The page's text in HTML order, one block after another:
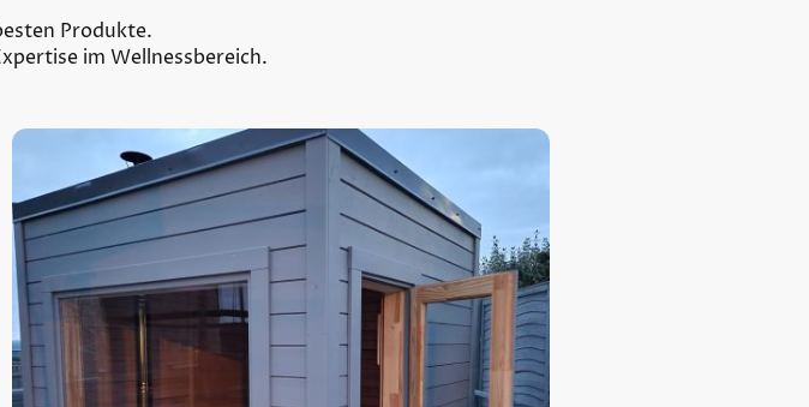
Produkte.
im Wellnessbereich.